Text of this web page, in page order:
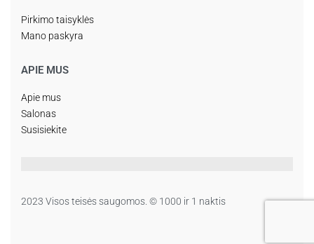
Pirkimo taisyklės
Mano paskyra
APIE MUS
Apie mus
Salonas
Susisiekite
2023 Visos teisės saugomos. © 1000 ir 1 naktis